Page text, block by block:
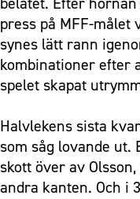
press på MFF-
synes lätt rann
kombinationer efter
spelet skapat
Halvlekens sista
som såg lovande ut.
skott över av
andra kanten. Och i